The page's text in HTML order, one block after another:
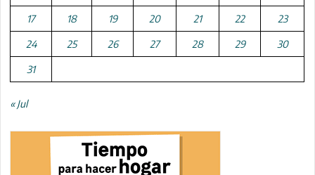
17 18 19 20 21 22 23
24 25 26 27 28 29 30
31
« Jul